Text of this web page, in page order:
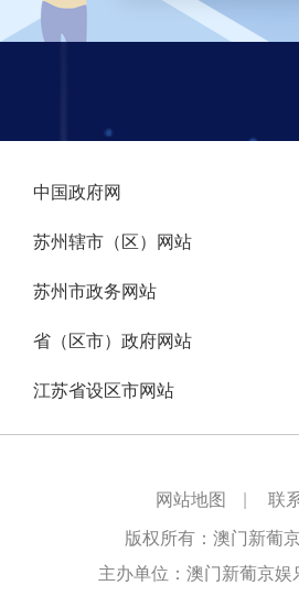
中国政府网
苏州辖市（区）网站
苏州市政务网站
省（区市）政府网站
江苏省设区市网站
网站地图 联
版权所有：澳门新葡
主办单位：澳门新葡京娱